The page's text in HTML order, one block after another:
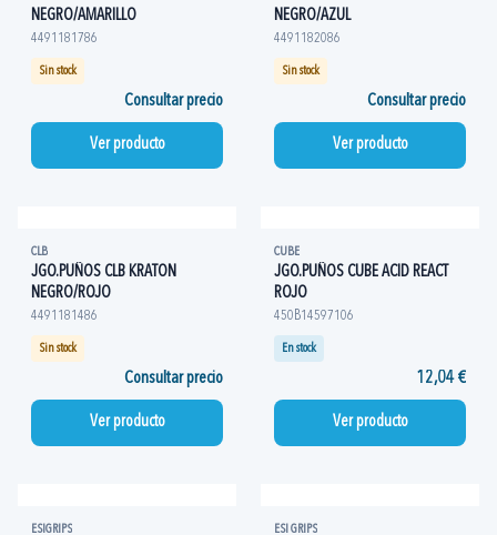
NEGRO/AMARILLO
4491181786
Sin stock
Consultar precio
Ver producto
NEGRO/AZUL
4491182086
Sin stock
Consultar precio
Ver producto
CLB
JGO.PUÑOS CLB KRATON
NEGRO/ROJO
4491181486
Sin stock
Consultar precio
Ver producto
CUBE
JGO.PUÑOS CUBE ACID REACT
ROJO
450B14597106
En stock
12,04 €
Ver producto
ESIGRIPS ESI GRIPS